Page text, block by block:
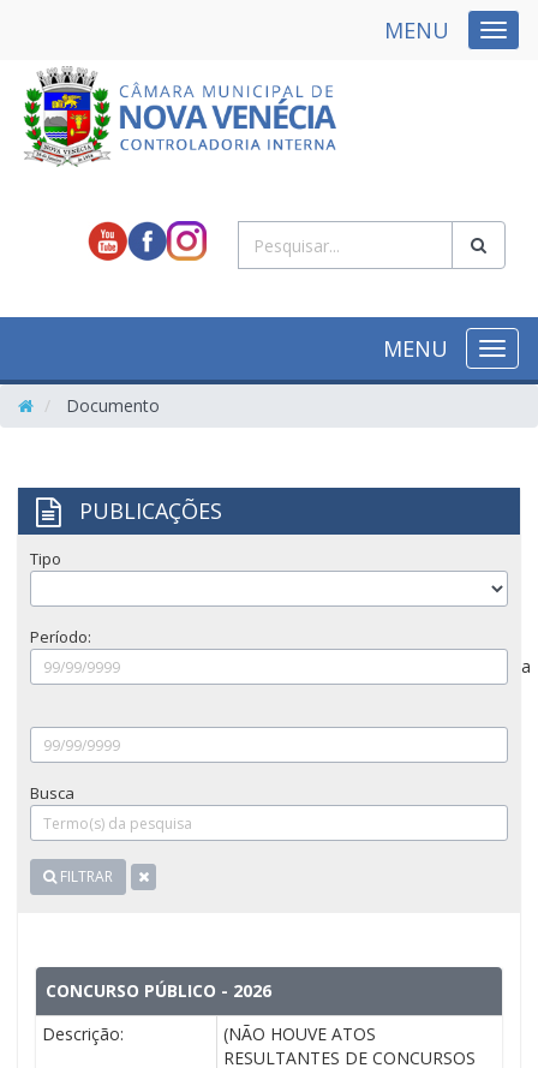
MENU
MENU
Documento
PUBLICAÇÕES
Tipo
Período:
a
Busca
FILTRAR
CONCURSO PÚBLICO - 2026
Descrição:
(NÃO HOUVE ATOS
RESULTANTES DE CONCURSOS